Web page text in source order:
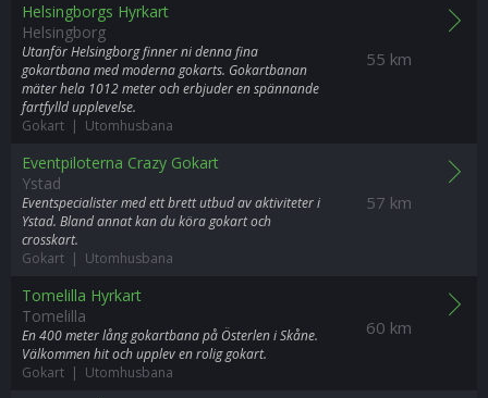
55 km
Helsingborgs Hyrkart
Helsingborg
Utanför Helsingborg finner ni denna fina
gokartbana med moderna gokarts. Gokartbanan
mäter hela 1012 meter och erbjuder en spännande
fartfylld upplevelse.
Gokart | Utomhusbana
57 km
Eventpiloterna Crazy Gokart
Ystad
Eventspecialister med ett brett utbud av aktiviteter i
Ystad. Bland annat kan du köra gokart och
crosskart.
Gokart | Utomhusbana
60 km
Tomelilla Hyrkart
Tomelilla
En 400 meter lång gokartbana på Österlen i Skåne.
Välkommen hit och upplev en rolig gokart.
Gokart | Utomhusbana